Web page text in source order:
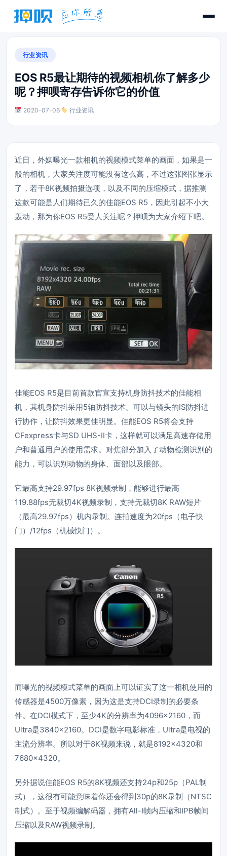
行业资讯
EOS R5最让期待的视频相机你了解多少
呢？押呗寄存告诉你它的价值
2020-07-06· 行业资讯
近日，外媒曝光一款相机的视频模式菜单的画面，如果是一
般的相机，大家关注度可能没有这么高，不过这张图张显示
了，若干8K视频拍摄选项，以及不同的压缩模式，据推测
这款可能是人们期待已久的佳能EOS R5，因此引起不小大
轰动，那为你EOS R5受人关注呢？押呗为大家介绍下吧。
佳能EOS R5是目前首款官宣支持机身防抖技术的佳能相
机，其机身防抖采用5轴防抖技术。可以与镜头的IS防抖进
行协作，让防抖效果更佳明显。佳能EOS R5将会支持
CFexpress卡与SD UHS-II卡，这样就可以满足高速存储用
户和普通用户的使用需求。对焦部分加入了动物检测识别的
能力，可以识别动物的身体、面部以及眼部。
它最高支持29.97fps 8K视频录制，能够进行最高
119.88fps无裁切4K视频录制，支持无裁切8K RAW短片
（最高29.97fps）机内录制。连拍速度为20fps（电子快
门）/12fps（机械快门）。
而曝光的视频模式菜单的画面上可以证实了这一相机使用的
传感器是4500万像素，因为这是支持DCI录制的必要条
件。在DCI模式下，至少4K的分辨率为4096×2160，而
Ultra是3840×2160。DCI是数字电影标准，Ultra是电视的
主流分辨率。所以对于8K视频来说，就是8192×4320和
7680×4320。
另外据说佳能EOS R5的8K视频还支持24p和25p（PAL制
式），这很有可能意味着你还会得到30p的8K录制（NTSC
制式）。至于视频编解码器，拥有All-I帧内压缩和IPB帧间
压缩以及RAW视频录制。